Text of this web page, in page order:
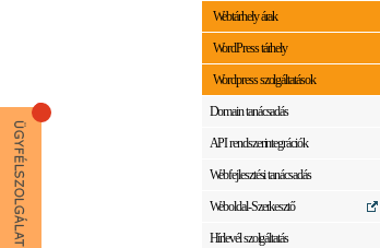
Webtárhely árak
WordPress tárhely
Wordpress szolgáltatások
Domain tanácsadás
API rendszerintegrációk
Webfejlesztési tanácsadás
Weboldal-Szerkesztő
Hírlevél szolgáltatás